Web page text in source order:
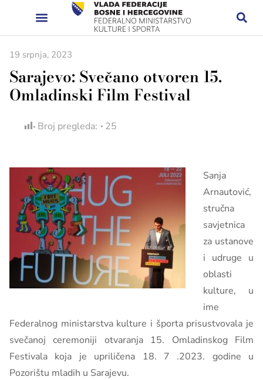
19 srpnja, 2023
Sarajevo: Svečano otvoren 15.
Omladinski Film Festival
Broj pregleda: 25
Sanja
Arnautović,
stručna
savjetnica
za ustanove
i udruge u
oblasti
kulture, u
ime
Federalnog ministarstva kulture i športa prisustvovala je
svečanoj ceremoniji otvaranja 15. Omladinskog Film
Festivala koja je upriličena 18. 7 .2023. godine u
Pozorištu mladih u Sarajevu.